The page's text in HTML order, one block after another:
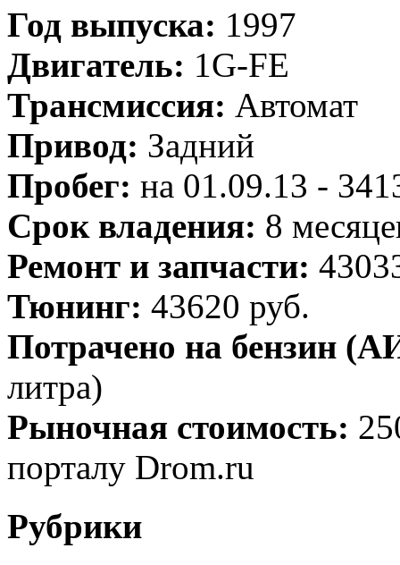
Год выпуска: 1997
Двигатель: 1G-FE
Трансмиссия: Автомат
Привод: Задний
Пробег: на 01.09.13 -
Срок владения: 8
Ремонт и запчасти:
Тюнинг: 43620 руб.
Потрачено на бензин
литра)
Рыночная стоимость:
порталу Drom.ru
Рубрики